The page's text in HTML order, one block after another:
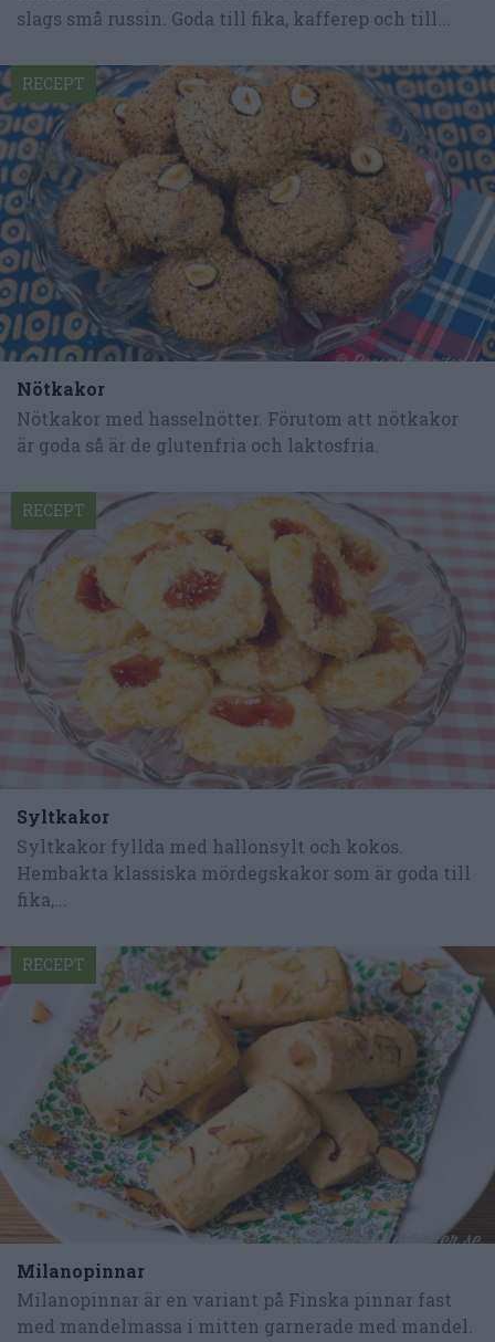
slags små russin. Goda till fika, kafferep och till...
Nötkakor
Nötkakor med hasselnötter. Förutom att nötkakor
är goda så är de glutenfria och laktosfria.
RECEPT
Syltkakor
Syltkakor fyllda med hallonsylt och kokos.
Hembakta klassiska mördegskakor som är goda till
fika,...
RECEPT
Milanopinnar
Milanopinnar är en variant på Finska pinnar fast
med mandelmassa i mitten garnerade med mandel.
RECEPT